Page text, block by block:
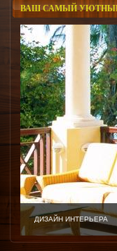
ВАШ САМЫЙ
ДИЗАЙН ИНТЕРЬЕРА